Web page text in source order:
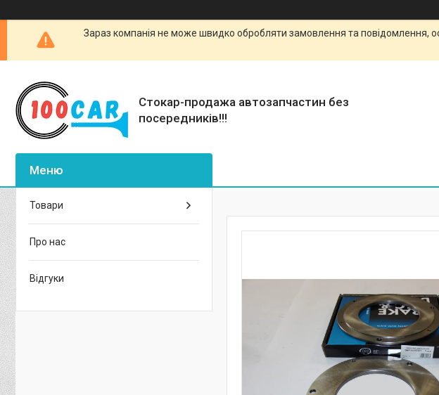
Зараз компанія не може швидко обробляти замовлення та повідомлення,
Стокар-продажа автозапчастин без
посередників!!!
Товари
Про нас
Відгуки